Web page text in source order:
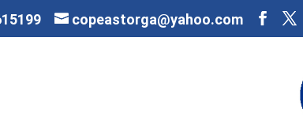
copeastorga@yahoo.com